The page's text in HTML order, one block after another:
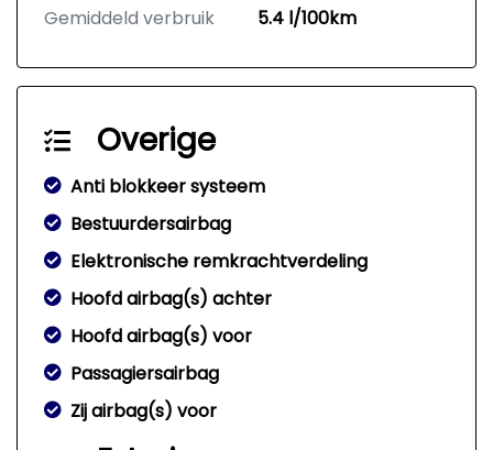
Gemiddeld verbruik
5.4 l/100km
Overige
Anti blokkeer systeem
Bestuurdersairbag
Elektronische remkrachtverdeling
Hoofd airbag(s) achter
Hoofd airbag(s) voor
Passagiersairbag
Zij airbag(s) voor